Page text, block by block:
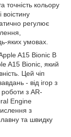
точність кольору
регулює
яких умовах.
A15 Bionic В
A15 Bionic, який
Цей чіп
- від ігор з
з AR-
Engine
з
та швидку